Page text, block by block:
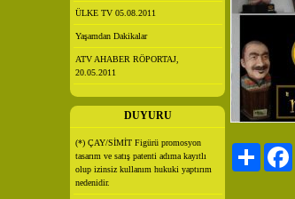
ÜLKE TV 05.08.2011
Yaşamdan Dakikalar
ATV AHABER RÖPORTAJ,
20.05.2011
DUYURU
(*) ÇAY/SİMİT Figürü promosyon
tasarım ve satış patenti adıma kayıtlı
olup izinsiz kullanım hukuki yaptırım
nedenidir.
Paylaş